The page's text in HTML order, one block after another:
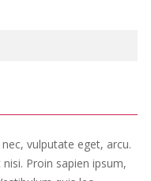
vulputate eget, arcu.
Proin sapien ipsum,